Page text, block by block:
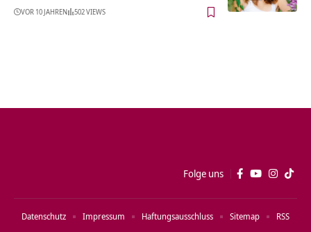
VOR 10 JAHREN 502 VIEWS
Folge uns
Datenschutz Impressum Haftungsausschluss Sitemap RSS